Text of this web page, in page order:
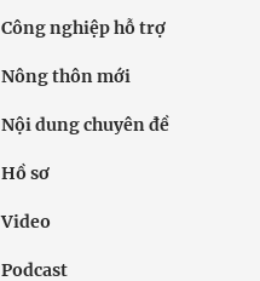
Kinh doanh
Thể thao
Thế giới
Văn hóa - Giải trí
Công nghệ